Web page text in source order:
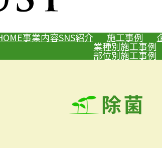
事業内容SNS紹介 施工事例
業種別施工事例
部位別施工事例
除菌